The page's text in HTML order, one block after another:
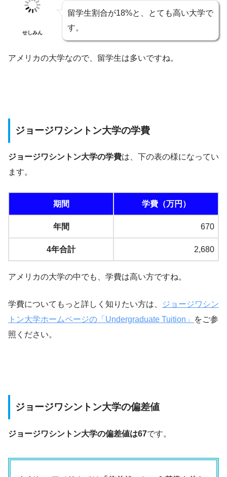
せしみん
留学生割合が18%と、とても高い大学で
す。
アメリカの大学なので、留学生は多いですね。
ジョージワシントン大学の学費
ジョージワシントン大学の学費は、下の表の様になってい
ます。
期間 学費（万円）
年間 670
4年合計 2,680
アメリカの大学の中でも、学費は高い方ですね。
学費についてもっと詳しく知りたい方は、
ジョージワシン
トン大学ホームページの「Undergraduate Tuition」
をご参
照ください。
ジョージワシントン大学の偏差値
ジョージワシントン大学の偏差値は67です。